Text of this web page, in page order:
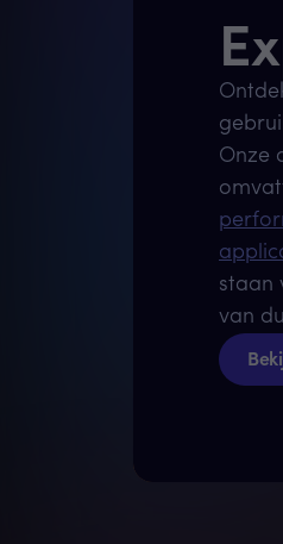
Onze
staan
van